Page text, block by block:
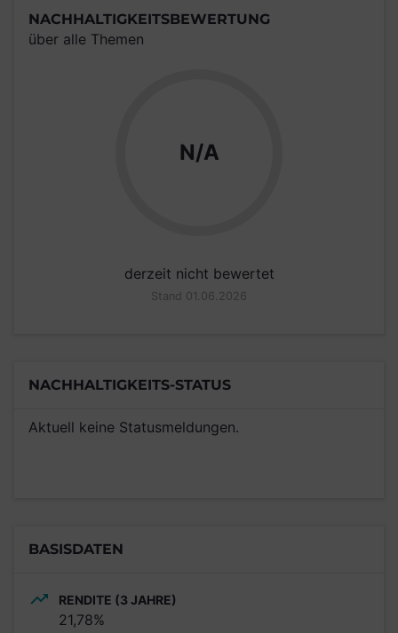
NACHHALTIGKEITSBEWERTUNG
über alle Themen
N/A
derzeit nicht bewertet
Stand 01.06.2026
NACHHALTIGKEITS-STATUS
Aktuell keine Statusmeldungen.
BASISDATEN
RENDITE (3 JAHRE)
21,78%